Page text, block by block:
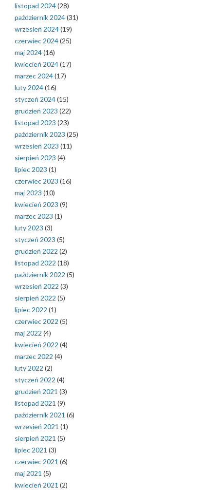
listopad 2024(28)
październik 2024(31)
wrzesień 2024(19)
czerwiec 2024(25)
maj 2024(16)
kwiecień 2024(17)
marzec 2024(17)
luty 2024(16)
styczeń 2024(15)
grudzień 2023 (22)
listopad 2023 (23)
październik 2023 (25)
wrzesień 2023 (11)
sierpień 2023 (4)
lipiec 2023 (1)
czerwiec 2023 (16)
maj 2023 (10)
kwiecień 2023 (9)
marzec 2023 (1)
luty 2023 (3)
styczeń 2023 (5)
grudzień 2022 (2)
listopad 2022 (18)
październik 2022 (5)
wrzesień 2022 (3)
sierpień 2022 (5)
lipiec 2022 (1)
czerwiec 2022 (5)
maj 2022 (4)
kwiecień 2022 (4)
marzec 2022 (4)
luty 2022 (2)
styczeń 2022 (4)
grudzień 2021 (3)
listopad 2021 (9)
październik 2021 (6)
wrzesień 2021 (1)
sierpień 2021 (5)
lipiec 2021 (3)
czerwiec 2021 (6)
maj 2021 (5)
kwiecień 2021 (2)